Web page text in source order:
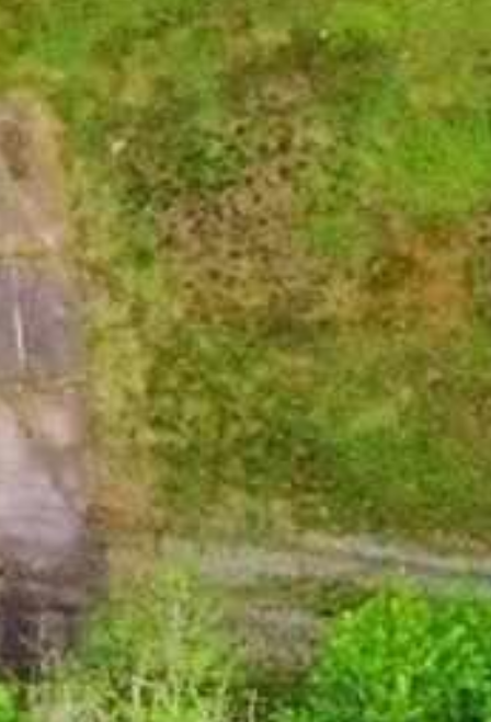












